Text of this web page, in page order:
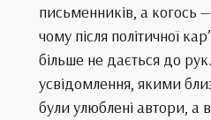
письменників, а когось
чому після політичної
більше не дається до
усвідомлення, якими
були улюблені автори, а